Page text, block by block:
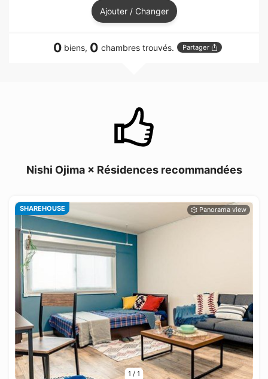
Ajouter / Changer
0 biens, 0 chambres trouvés. Partager
Nishi Ojima × Résidences recommandées
1 / 1
SHAREHOUSE